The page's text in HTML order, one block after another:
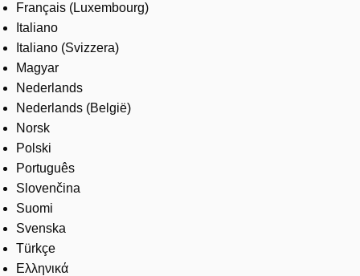
Français (Luxembourg)
Italiano
Italiano (Svizzera)
Magyar
Nederlands
Nederlands (België)
Norsk
Polski
Português
Slovenčina
Suomi
Svenska
Türkçe
Ελληνικά